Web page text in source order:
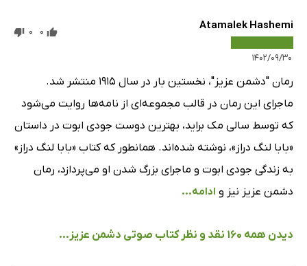
Atamalek Hashemi
۱۴۰۲/۰۹/۳۰
0
0
رمان "دشمن عزیز"، نخستین بار در سال 1915 منتشر شد.
ماجرای این رمان در قالب مجموعه‌ای از نامه‌ها روایت می‌شود
که توسط سالی مک براید، بهترین دوست جودی ابوت در داستان
«بابا لنگ دراز»، نوشته شده‌اند. همانطور که کتاب «بابا لنگ دراز»
به زندگی جودی ابوت و ماجرای بزرگ شدن او می‌پردازد، رمان
دشمن عزیز نیز و ادامه...
دیدن همه 160 نقد و نظر کتاب صوتی دشمن عزیز...